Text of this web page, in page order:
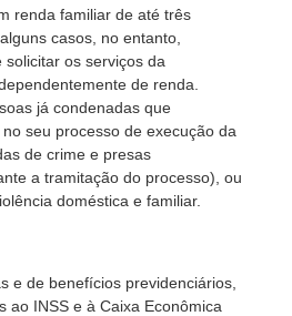
renda familiar de até três
casos, no entanto,
os serviços da
de renda.
já condenadas que
seu processo de execução da
de crime e presas
a tramitação do processo), ou
doméstica e familiar.
e de benefícios previdenciários,
ao INSS e à Caixa Econômica